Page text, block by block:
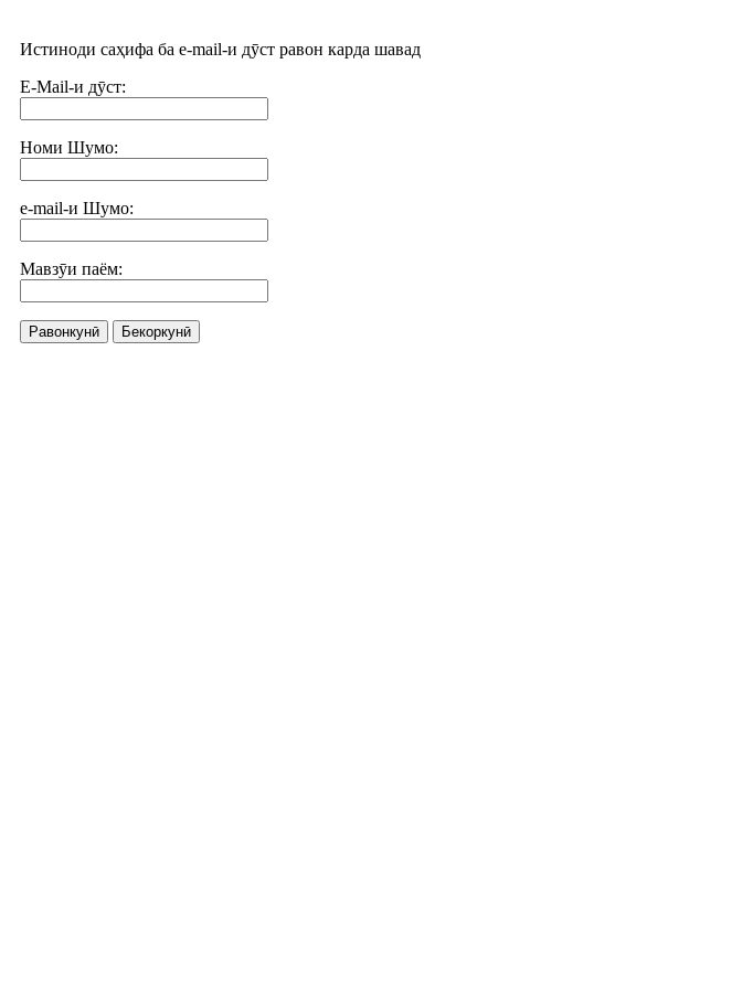
Истиноди саҳифа ба e-mail-и дӯст равон карда шавад
E-Mail-и дӯст:
Номи Шумо:
e-mail-и Шумо:
Мавзӯи паём:
Равонкунӣ Бекоркунӣ